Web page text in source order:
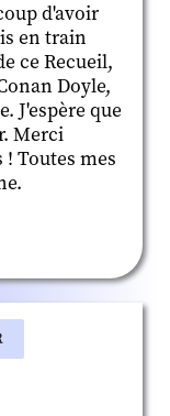
d'avoir
en train
ce Recueil,
Doyle,
J'espère que
Merci
Toutes mes